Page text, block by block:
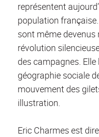
représentent
population
sont même
révolution
des campagnes.
géographie sociale
mouvement des
illustration.
Eric Charmes est